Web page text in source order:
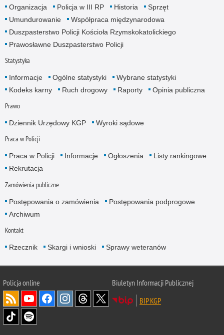
Organizacja
Policja w III RP Historia
Sprzęt
Umundurowanie
Współpraca międzynarodowa
Duszpasterstwo Policji Kościoła Rzymskokatolickiego
Prawosławne Duszpasterstwo Policji
Statystyka
Informacje Ogólne statystyki
Wybrane statystyki
Kodeks karny
Ruch drogowy Raporty Opinia publiczna
Prawo
Dziennik Urzędowy KGP Wyroki sądowe
Praca w Policji
Praca w Policji Informacje Ogłoszenia
Listy rankingowe
Rekrutacja
Zamówienia publiczne
Postępowania o zamówienia
Postępowania podprogowe
Archiwum
Kontakt
Rzecznik Skargi i wnioski Sprawy weteranów
Policjaonline
Biuletyn Informacji Publicznej
BIP KGP